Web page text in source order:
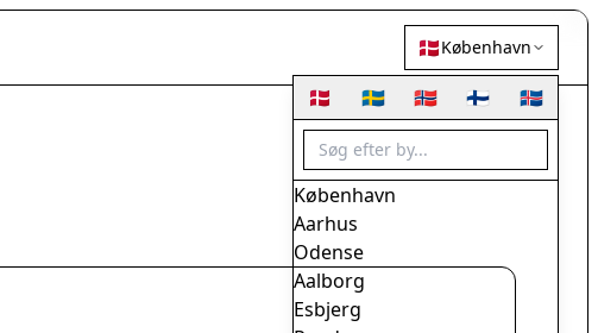
🇩🇰København
🇩🇰 🇸🇪 🇳🇴 🇫🇮 🇮🇸
København
Aarhus
Odense
Aalborg
Esbjerg